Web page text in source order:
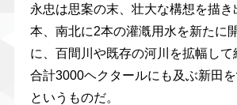
永忠は思案の末、壮大な構想を描き
本、南北に2本の灌漑用水を新たに
に、百間川や既存の河川を拡幅して
合計3000ヘクタールにも及ぶ新田
というものだ。